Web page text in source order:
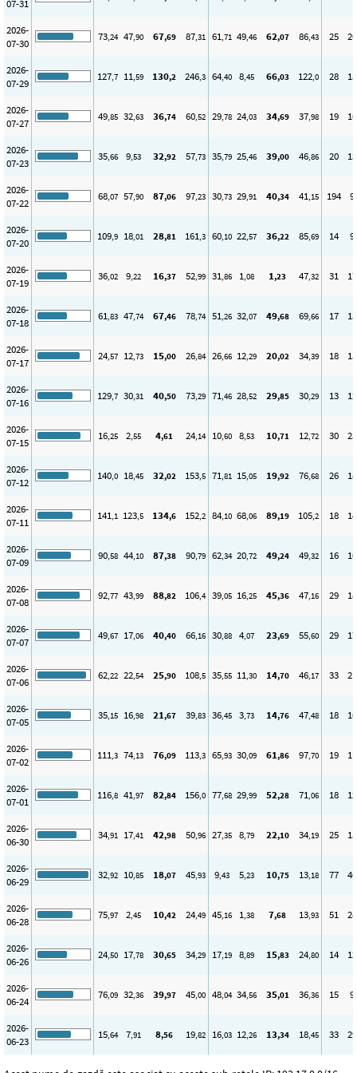
07-31
2026-
07-30
73,24 47,90 67,69 87,31 61,71 49,46 62,07 86,43 25 20
2026-
07-29
127,7 11,59 130,2 246,3 64,40 8,45 66,03 122,0 28 15
2026-
07-27
49,85 32,63 36,74 60,52 29,78 24,03 34,69 37,98 19 16
2026-
07-23
35,66 9,53 32,92 57,73 35,79 25,46 39,00 46,86 20 13
2026-
07-22
68,07 57,90 87,06 97,23 30,73 29,91 40,34 41,15 194 9
2026-
07-20
109,9 18,01 28,81 161,3 60,10 22,57 36,22 85,69 14 9
2026-
07-19
36,02 9,22 16,37 52,99 31,86 1,08 1,23 47,32 31 17
2026-
07-18
61,83 47,74 67,46 78,74 51,26 32,07 49,68 69,66 17 13
2026-
07-17
24,57 12,73 15,00 26,84 26,66 12,29 20,02 34,39 18 15
2026-
07-16
129,7 30,31 40,50 73,29 71,46 28,52 29,85 30,29 13 12
2026-
07-15
16,25 2,55 4,61 24,14 10,60 8,53 10,71 12,72 30 25
2026-
07-12
140,0 18,45 32,02 153,5 71,81 15,05 19,92 76,68 26 18
2026-
07-11
141,1 123,5 134,6 152,2 84,10 68,06 89,19 105,2 18 14
2026-
07-09
90,58 44,10 87,38 90,79 62,34 20,72 49,24 49,32 16 10
2026-
07-08
92,77 43,99 88,82 106,4 39,05 16,25 45,36 47,16 29 18
2026-
07-07
49,67 17,06 40,40 66,16 30,88 4,07 23,69 55,60 29 17
2026-
07-06
62,22 22,54 25,90 108,5 35,55 11,30 14,70 46,17 33 21
2026-
07-05
35,15 16,98 21,67 39,83 36,45 3,73 14,76 47,48 18 16
2026-
07-02
111,3 74,13 76,09 113,3 65,93 30,09 61,86 97,70 19 11
2026-
07-01
116,8 41,97 82,84 156,0 77,68 29,99 52,28 71,06 18 12
2026-
06-30
34,91 17,41 42,98 50,96 27,35 8,79 22,10 34,19 25 15
2026-
06-29
32,92 10,85 18,07 45,93 9,43 5,23 10,75 13,18 77 40
2026-
06-28
75,97 2,45 10,42 24,49 45,16 1,38 7,68 13,93 51 28
2026-
06-26
24,50 17,78 30,65 34,29 17,19 8,89 15,83 24,80 14 12
2026-
06-24
76,09 32,36 39,97 45,00 48,04 34,56 35,01 36,36 15 9
2026-
06-23
15,64 7,91 8,56 19,82 16,03 12,26 13,34 18,45 33 29